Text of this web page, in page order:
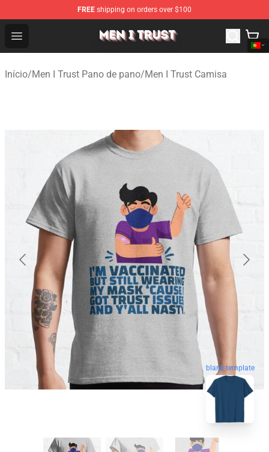
FREE shipping on orders over $100
Open menu
Men I Trust Shop - Official Men I Trust Merchandise Store
Início/Men I Trust Pano de pano/Men I Trust Camisa
blank template